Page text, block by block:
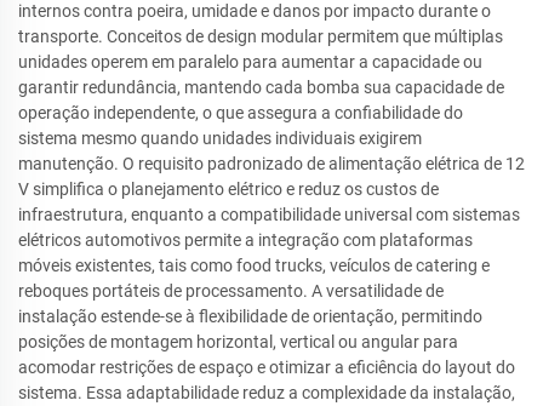
internos contra poeira, umidade e danos por impacto durante o
transporte. Conceitos de design modular permitem que múltiplas
unidades operem em paralelo para aumentar a capacidade ou
garantir redundância, mantendo cada bomba sua capacidade de
operação independente, o que assegura a confiabilidade do
sistema mesmo quando unidades individuais exigirem
manutenção. O requisito padronizado de alimentação elétrica de 12
V simplifica o planejamento elétrico e reduz os custos de
infraestrutura, enquanto a compatibilidade universal com sistemas
elétricos automotivos permite a integração com plataformas
móveis existentes, tais como food trucks, veículos de catering e
reboques portáteis de processamento. A versatilidade de
instalação estende-se à flexibilidade de orientação, permitindo
posições de montagem horizontal, vertical ou angular para
acomodar restrições de espaço e otimizar a eficiência do layout do
sistema. Essa adaptabilidade reduz a complexidade da instalação,